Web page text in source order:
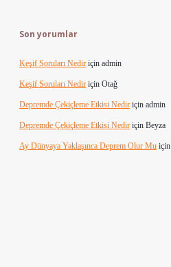
Son yorumlar
Keşif Soruları Nedir için admin
Keşif Soruları Nedir için Otağ
Depremde Çekiçleme Etkisi Nedir için admin
Depremde Çekiçleme Etkisi Nedir için Beyza
Ay Dünyaya Yaklaşınca Deprem Olur Mu için